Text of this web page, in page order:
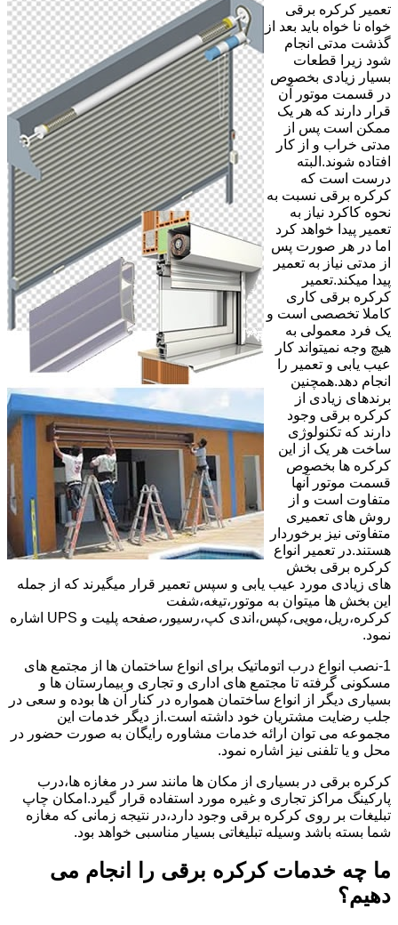
تعمیر کرکره برقی
خواه نا خواه باید بعد از
گذشت مدتی انجام
شود زیرا قطعات
بسیار زیادی بخصوص
در قسمت موتور آن
قرار دارند که هر یک
ممکن است پس از
مدتی خراب و از کار
افتاده شوند.البته
درست است که
کرکره برقی نسبت به
نحوه کاکرد نیاز به
تعمیر پیدا خواهد کرد
اما در هر صورت پس
از مدتی نیاز به تعمیر
پیدا میکند.تعمیر
کرکره برقی کاری
کاملا تخصصی است و
یک فرد معمولی به
هیچ وجه نمیتواند کار
عیب یابی و تعمیر را
انجام دهد.همچنین
برندهای زیادی از
کرکره برقی وجود
دارند که تکنولوژی
ساخت هر یک از این
کرکره ها بخصوص
قسمت موتور آنها
متفاوت است و از
روش های تعمیری
متفاوتی نیز برخوردار
هستند.در تعمیر انواع
کرکره برقی بخش
های زیادی مورد عیب یابی و سپس تعمیر قرار میگیرند که از جمله
این بخش ها میتوان به موتور،تیغه،شفت
کرکره،ریل،مویی،کپس،اندی کپ،رسیور،صفحه پلیت و UPS اشاره
نمود.
1-نصب انواع درب اتوماتیک برای انواع ساختمان ها از مجتمع های
مسکونی گرفته تا مجتمع های اداری و تجاری و بیمارستان ها و
بسیاری دیگر از انواع ساختمان همواره در کنار آن ها بوده و سعی در
جلب رضایت مشتریان خود داشته است.از دیگر خدمات این
مجموعه می توان ارائه خدمات مشاوره رایگان به صورت حضور در
محل و یا تلفنی نیز اشاره نمود.
کرکره برقی در بسیاری از مکان ها مانند سر در مغازه ها،درب
پارکینگ مراکز تجاری و غیره مورد استفاده قرار گیرد.امکان چاپ
تبلیغات بر روی کرکره برقی وجود دارد،در نتیجه زمانی که مغازه
شما بسته باشد وسیله تبلیغاتی بسیار مناسبی خواهد بود.
ما چه خدمات کرکره برقی را انجام می
دهیم؟